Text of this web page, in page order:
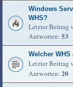
Windows
WHS?
Letzter Beitrag
Antworten: 53
Welcher
Letzter Beitrag
Antworten: 20